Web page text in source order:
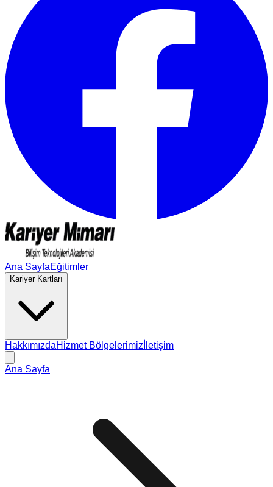
Ana SayfaEğitimler
Kariyer Kartları
HakkımızdaHizmet Bölgelerimiz İletişim
Ana Sayfa